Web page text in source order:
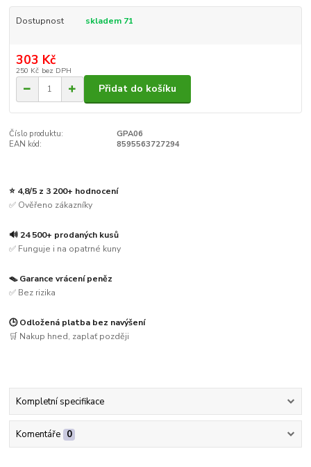
Dostupnost skladem 71
303 Kč
250 Kč bez DPH
Přidat do košíku
Číslo produktu:
GPA06
EAN kód:
8595563727294
⭐ 4,8/5 z 3 200+ hodnocení
✅ Ověřeno zákazníky
🔊 24 500+ prodaných kusů
✅ Funguje i na opatrné kuny
🪤 Garance vrácení peněz
✅ Bez rizika
🕒 Odložená platba bez navýšení
🛒 Nakup hned, zaplať později
Kompletní specifikace
Komentáře 0